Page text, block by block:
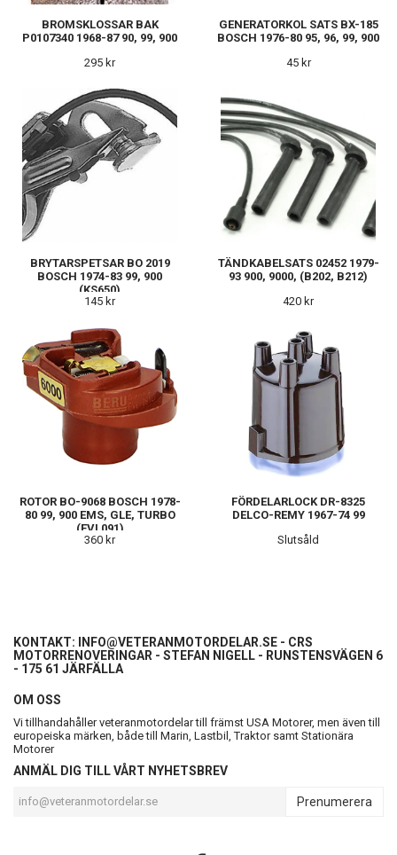
BROMSKLOSSAR BAK
P0107340 1968-87 90, 99, 900
295 kr
GENERATORKOL SATS BX-185
BOSCH 1976-80 95, 96, 99, 900
45 kr
BRYTARSPETSAR BO 2019
BOSCH 1974-83 99, 900
(KS650)
145 kr
TÄNDKABELSATS 02452 1979-
93 900, 9000, (B202, B212)
420 kr
ROTOR BO-9068 BOSCH 1978-
80 99, 900 EMS, GLE, TURBO
(EVL091)
360 kr
FÖRDELARLOCK DR-8325
DELCO-REMY 1967-74 99
Slutsåld
KONTAKT: INFO@VETERANMOTORDELAR.SE - CRS
MOTORRENOVERINGAR - STEFAN NIGELL - RUNSTENSVÄGEN 6
- 175 61 JÄRFÄLLA
OM OSS
Vi tillhandahåller veteranmotordelar till främst USA Motorer, men även till
europeiska märken, både till Marin, Lastbil, Traktor samt Stationära
Motorer
ANMÄL DIG TILL VÅRT NYHETSBREV
Prenumerera